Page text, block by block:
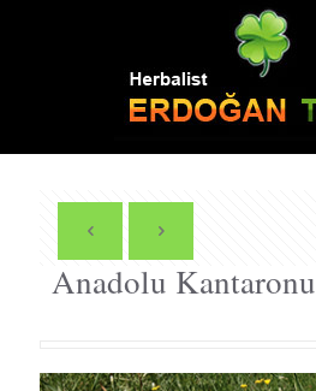
Anadolu Kantaronu